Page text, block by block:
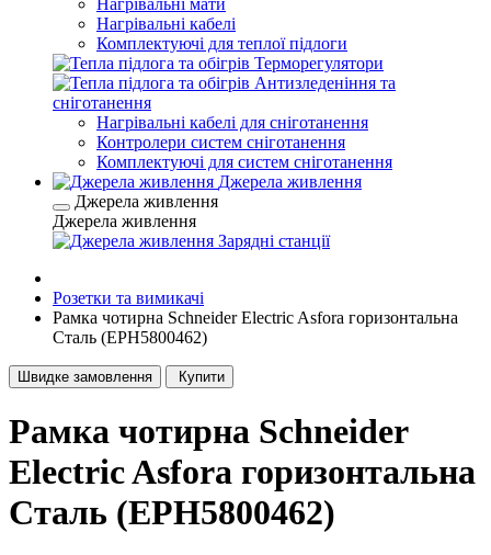
Нагрівальні мати
Нагрівальні кабелі
Комплектуючі для теплої підлоги
Терморегулятори
Антизледеніння та
сніготанення
Нагрівальні кабелі для сніготанення
Контролери систем сніготанення
Комплектуючі для систем сніготанення
Джерела живлення
Джерела живлення
Джерела живлення
Зарядні станції
Розетки та вимикачі
Рамка чотирна Schneider Electric Asfora горизонтальна
Сталь (EPH5800462)
Швидке замовлення Купити
Рамка чотирна Schneider
Electric Asfora горизонтальна
Сталь (EPH5800462)